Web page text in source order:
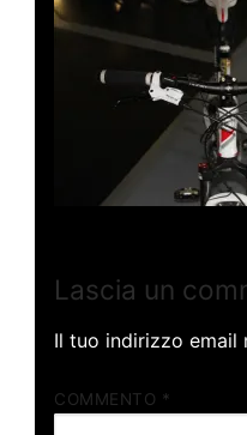
Lascia un
Il tuo indirizzo email
COMMENTO *